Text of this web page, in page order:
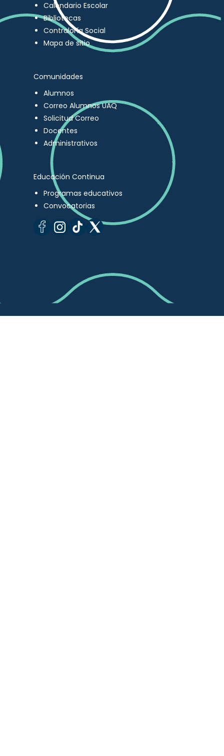
Calendario Escolar
Bibliotecas
Contraloría Social
Mapa de sitio
Comunidades
Alumnos
Correo Alumnos UAQ
Solicitud Correo
Docentes
Administrativos
Educación Continua
Programas educativos
Convocatorias